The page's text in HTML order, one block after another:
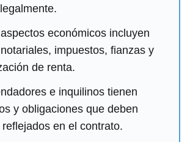
económicos incluyen
impuestos, fianzas y
de renta.
e inquilinos tienen
y obligaciones que deben
en el contrato.